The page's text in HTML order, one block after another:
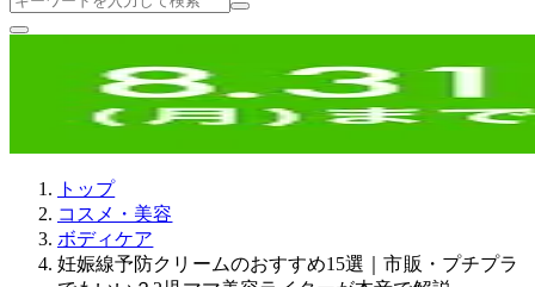
トップ
コスメ・美容
ボディケア
妊娠線予防クリームのおすすめ15選｜市販・プチプラ